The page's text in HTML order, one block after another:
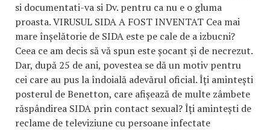
si documentati-va si Dv. pentru ca nu e o gluma
proasta. VIRUSUL SIDA A FOST INVENTAT Cea mai
mare înșelătorie de SIDA este pe cale de a izbucni?
Ceea ce am decis să vă spun este șocant și de necrezut.
Dar, după 25 de ani, povestea se dă un motiv pentru
cei care au pus la îndoială adevărul oficial. Îți amintești
posterul de Benetton, care afișează de multe zâmbete
răspândirea SIDA prin contact sexual? Îți amintești de
reclame de televiziune cu persoane infectate